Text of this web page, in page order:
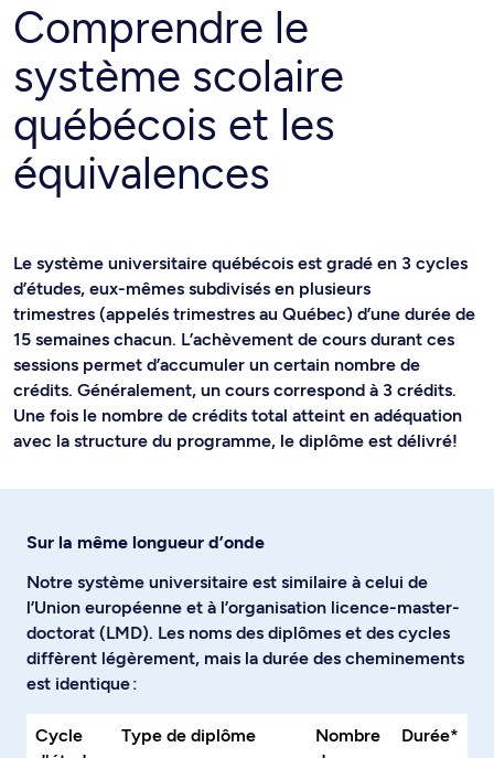
Comprendre le
système scolaire
québécois et les
équivalences
Le système universitaire québécois est gradé en 3 cycles
d’études, eux-mêmes subdivisés en plusieurs
trimestres (appelés trimestres au Québec) d’une durée de
15 semaines chacun. L’achèvement de cours durant ces
sessions permet d’accumuler un certain nombre de
crédits. Généralement, un cours correspond à 3 crédits.
Une fois le nombre de crédits total atteint en adéquation
avec la structure du programme, le diplôme est délivré!
Sur la même longueur d’onde
Notre système universitaire est similaire à celui de
l’Union européenne et à l’organisation licence-master-
doctorat (LMD). Les noms des diplômes et des cycles
diffèrent légèrement, mais la durée des cheminements
est identique :
Cycle
Type de diplôme
Nombre
Durée*